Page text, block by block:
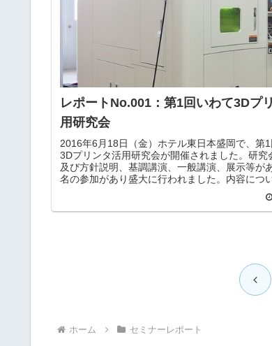
レポートNo.001：第1回いわて3Dプ
用研究会
2016年6月18日（金）ホテル東日本盛岡で、第
3Dプリンタ活用研究会が開催されました。研究
及び方針説明、基調講演、一般講演、展示等が
名の参加があり盛大に行われました。内容につ
け紹介したいと思います。①研究会活動報告及
これまでの研究会の活動の報告と今後の活動方
ありました。今年度、新しい取り組みとして会
をしようということになり、参加企業・学校の
前
ホーム セミナーレポート